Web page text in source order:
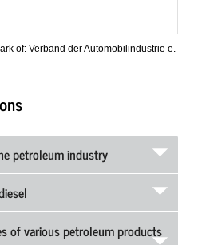
of: Verband der Automobilindustrie e.
petroleum industry
of various petroleum products